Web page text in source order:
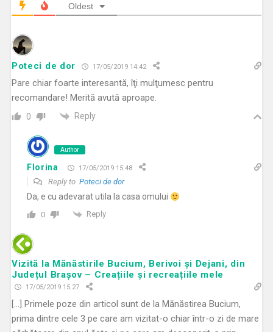
Oldest
Poteci de dor 17/05/2019 14:42
Pare chiar foarte interesantă, îţi mulţumesc pentru
recomandare! Merită avută aproape.
0 Reply
Author
Florina 17/05/2019 15:48
Reply to Poteci de dor
Da, e cu adevarat utila la casa omului
0 Reply
Vizită la Mănăstirile Bucium, Berivoi și Dejani, din
Județul Brașov – Creațiile și recreațiile mele
17/05/2019 15:27
[…] Primele poze din articol sunt de la Mănăstirea Bucium,
prima dintre cele 3 pe care am vizitat-o chiar într-o zi de mare